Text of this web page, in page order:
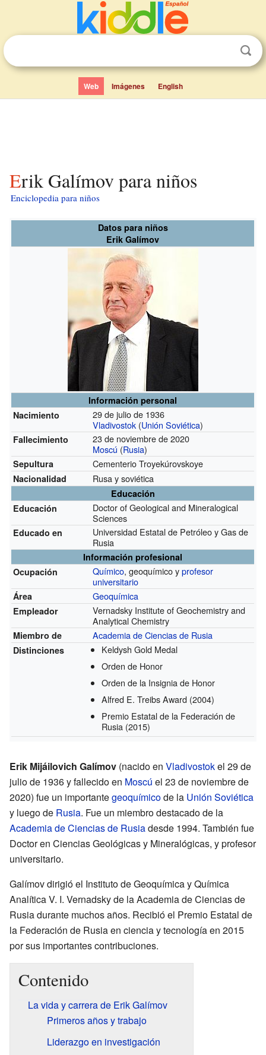
Web Imágenes English
Erik Galímov para niños
Enciclopedia para niños
Datos para niños
Erik Galímov
Información personal
Nacimiento
29 de julio de 1936
Vladivostok (Unión Soviética)
Fallecimiento
23 de noviembre de 2020
Moscú (Rusia)
Sepultura Cementerio Troyekúrovskoye
Nacionalidad Rusa y soviética
Educación
Educación
Doctor of Geological and Mineralogical
Sciences
Educado en
Universidad Estatal de Petróleo y Gas de
Rusia
Información profesional
Ocupación
Químico, geoquímico yprofesor
universitario
Área Geoquímica
Empleador
Vernadsky Institute of Geochemistry and
Analytical Chemistry
Miembro de Academia de Ciencias de Rusia
Distinciones
Keldysh Gold Medal
Orden de Honor
Orden de la Insignia de Honor
Alfred E. Treibs Award (2004)
Premio Estatal de la Federación de
Rusia (2015)
Erik Mijáilovich Galímov (nacido en Vladivostokel 29 de
julio de 1936 y fallecido en Moscú el 23 de noviembre de
2020) fue un importantegeoquímicode la Unión Soviética
y luego de Rusia. Fue un miembro destacado de la
Academia de Ciencias de Rusiadesde 1994. También fue
Doctor en Ciencias Geológicas y Mineralógicas, y profesor
universitario.
Galímov dirigió el Instituto de Geoquímica y Química
Analítica V. I. Vernadsky de la Academia de Ciencias de
Rusia durante muchos años. Recibió el Premio Estatal de
la Federación de Rusia en ciencia y tecnología en 2015
por sus importantes contribuciones.
Contenido
La vida y carrera de Erik Galímov
Primeros años y trabajo
Liderazgo en investigación